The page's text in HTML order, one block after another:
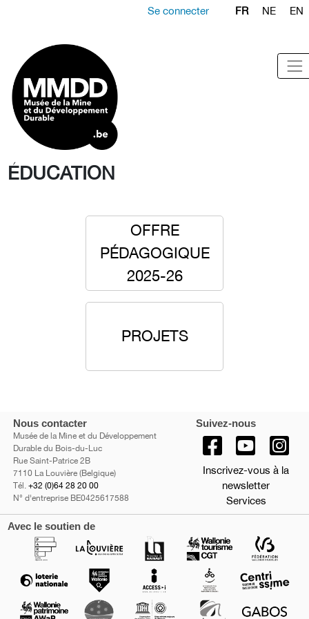
Se connecter FR NE EN
ÉDUCATION
OFFRE
PÉDAGOGIQUE
2025-26
PROJETS
Nous contacter
Musée de la Mine et du Développement
Durable du Bois-du-Luc
Rue Saint-Patrice 2B
7110 La Louvière (Belgique)
Tél. +32 (0)64 28 20 00
N° d'entreprise BE0425617588
Suivez-nous
Inscrivez-vous à la
newsletter
Services
Avec le soutien de